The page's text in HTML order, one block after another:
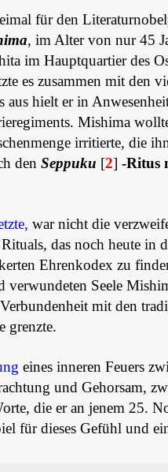
für den
, im Alter von nur 45
im Hauptquartier des
es zusammen mit den
hielt er in
Mishima
irritierte, die
den Seppuku [2] -Ritus
war nicht die
das noch heute
Ehrenkodex zu
verwundeten Seele
mit den
grenzte.
eines inneren Feuers
und Gehorsam,
die er an jenem 25.
für dieses Gefühl und